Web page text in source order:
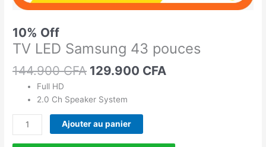
10% Off
TV LED Samsung 43 pouces
144.900CFA 129.900 CFA
Full HD
2.0 Ch Speaker System
Ajouter au panier